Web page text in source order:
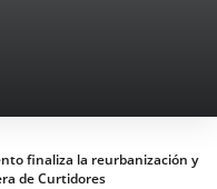
finaliza la reurbanización y
de Curtidores